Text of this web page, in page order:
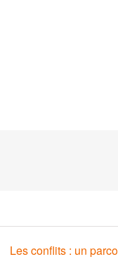
Les conflits : un